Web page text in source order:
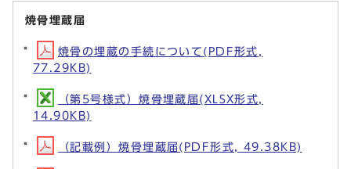
焼骨埋蔵届
焼骨の埋蔵の手続について(PDF形式,
77.29KB)
（第5号様式）焼骨埋蔵届(XLSX形式,
14.90KB)
（記載例）焼骨埋蔵届(PDF形式, 49.38KB)